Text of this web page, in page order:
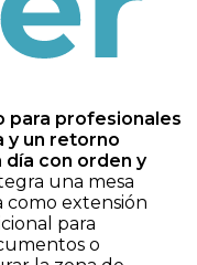
para profesionales
y un retorno
día con orden y
una mesa
como extensión
para
o